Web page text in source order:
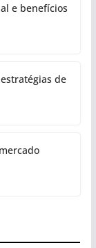
e benefícios
de